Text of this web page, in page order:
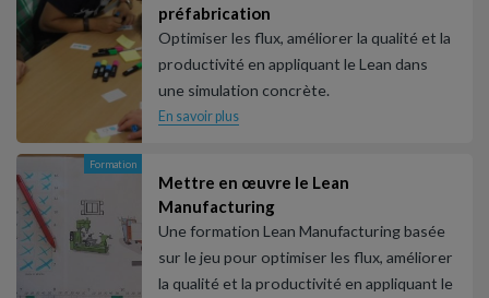
préfabrication
Optimiser les flux, améliorer la qualité et la
productivité en appliquant le Lean dans
une simulation concrète.
En savoir plus
Formation
Mettre en œuvre le Lean
Manufacturing
Une formation Lean Manufacturing basée
sur le jeu pour optimiser les flux, améliorer
la qualité et la productivité en appliquant le